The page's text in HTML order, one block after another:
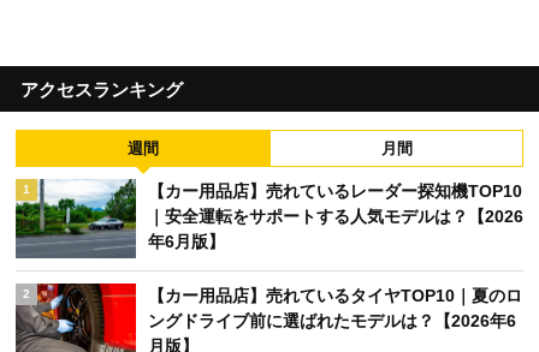
アクセスランキング
週間 月間
1
【カー用品店】売れているレーダー探知機TOP10
｜安全運転をサポートする人気モデルは？【2026
年6月版】
2
【カー用品店】売れているタイヤTOP10｜夏のロ
ングドライブ前に選ばれたモデルは？【2026年6
月版】